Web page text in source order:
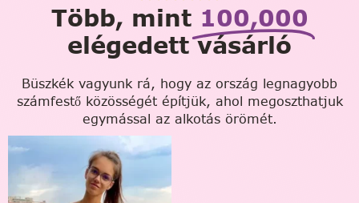
Több, mint 100,000
elégedett vásárló
Büszkék vagyunk rá, hogy az ország legnagyobb
számfestő közösségét építjük, ahol megoszthatjuk
egymással az alkotás örömét.